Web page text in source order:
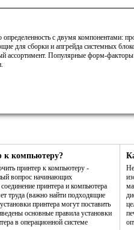
с двумя компонентами:
для сборки и апгрейда системных
ассортимент. Популярные форм-
к компьютеру?
принтер к компьютеру -
вопрос начинающих
принтера и компьютера
труда (важно найти подходящие
принтера могут поставить
основные правила установки
в операционной системе